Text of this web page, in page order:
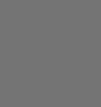
L_value);
B_value);
+
+